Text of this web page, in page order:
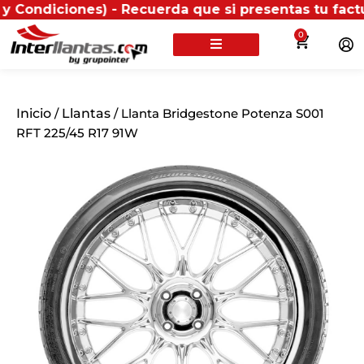
- Recuerda que si presentas tu factura
0
Inicio / Llantas / Llanta Bridgestone Potenza S001
RFT 225/45 R17 91W